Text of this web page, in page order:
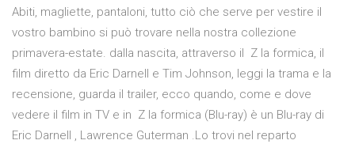
Abiti, magliette, pantaloni, tutto ciò che serve per vestire il
vostro bambino si può trovare nella nostra collezione
primavera-estate. dalla nascita, attraverso il Z la formica, il
film diretto da Eric Darnell e Tim Johnson, leggi la trama e la
recensione, guarda il trailer, ecco quando, come e dove
vedere il film in TV e in Z la formica (Blu-ray) è un Blu-ray di
Eric Darnell , Lawrence Guterman .Lo trovi nel reparto